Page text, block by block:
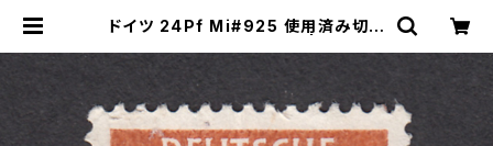
ドイツ 24Pf Mi#925 使用済み切手
タンプのネットショップ | Young St